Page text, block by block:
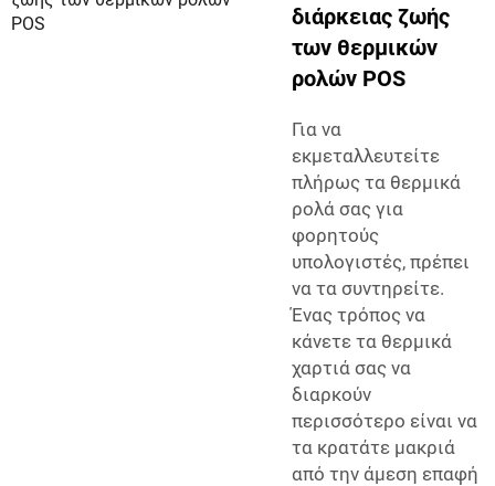
διάρκειας ζωής
των θερμικών
ρολών POS
Για να
εκμεταλλευτείτε
πλήρως τα θερμικά
ρολά σας για
φορητούς
υπολογιστές, πρέπει
να τα συντηρείτε.
Ένας τρόπος να
κάνετε τα θερμικά
χαρτιά σας να
διαρκούν
περισσότερο είναι να
τα κρατάτε μακριά
από την άμεση επαφή